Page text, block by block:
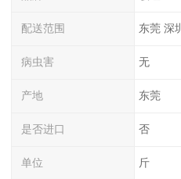
配送范围 东莞 深
病虫害 无
产地 东莞
是否进口 否
单位 斤